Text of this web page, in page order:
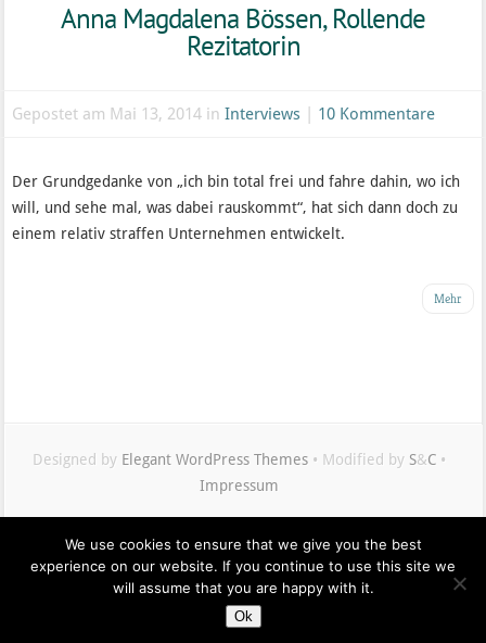
Anna Magdalena Bössen, Rollende
Rezitatorin
Gepostet am Mai 13, 2014 inInterviews 10 Kommentare
Der Grundgedanke von „ich bin total frei und fahre dahin, wo ich
will, und sehe mal, was dabei rauskommt“, hat sich dann doch zu
einem relativ straffen Unternehmen entwickelt.
Mehr
Designed by Elegant WordPress Themes• Modified by S&C•
Impressum
We use cookies to ensure that we give you the best
experience on our website. If you continue to use this site we
will assume that you are happy with it.
Ok